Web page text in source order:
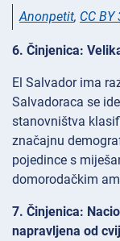
Anonpetit, CC BY
6. Činjenica:
El Salvador ima
Salvadoraca se
stanovništva
značajnu
pojedince s
domorodačkim
7. Činjenica:
napravljena od